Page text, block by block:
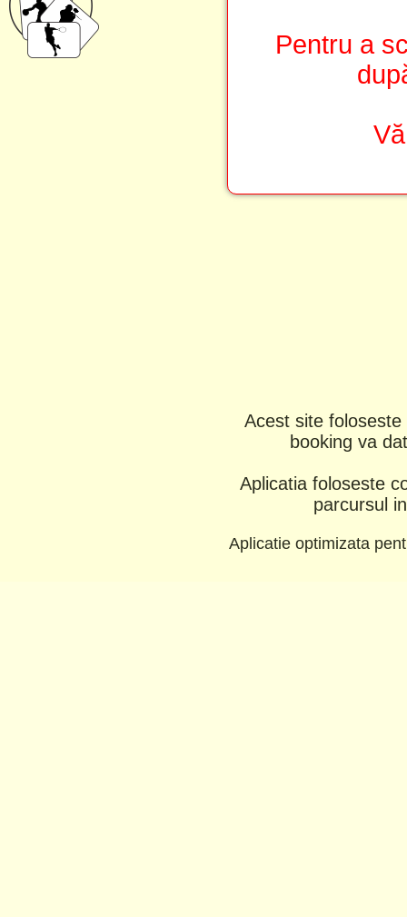
Pentru a
Acest site
booking va
Aplicatia foloseste
parcursul
Aplicatie optimizata